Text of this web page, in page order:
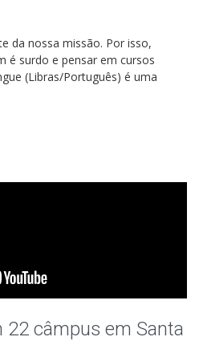
da nossa missão. Por isso,
é surdo e pensar em cursos
(Libras/Português) é uma
22 câmpus em Santa